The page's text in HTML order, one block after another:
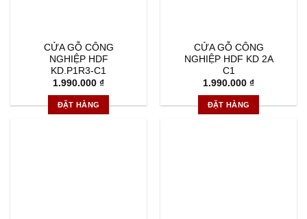
CỬA GỖ CÔNG
NGHIỆP HDF
KD.P1R3-C1
1.990.000 ₫
ĐẶT HÀNG
CỬA GỖ CÔNG
NGHIỆP HDF KD 2A
C1
1.990.000 ₫
ĐẶT HÀNG